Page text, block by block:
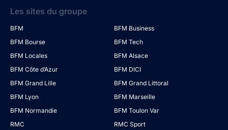
Les sites du groupe
BFM
BFM Business
BFM Bourse
BFM Tech
BFM Locales
BFM Alsace
BFM Côte d’Azur
BFM DICI
BFM Grand Lille
BFM Grand Littoral
BFM Lyon
BFM Marseille
BFM Normandie
BFM Toulon Var
RMC
RMC Sport